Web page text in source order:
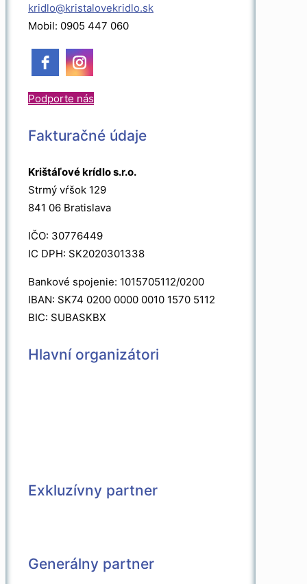
kridlo@kristalovekridlo.sk
Mobil: 0905 447 060
Podporte nás
Fakturačné údaje
Krištáľové krídlo s.r.o.
Strmý vŕšok 129
841 06 Bratislava
IČO: 30776449
IC DPH: SK2020301338
Bankové spojenie: 1015705112/0200
IBAN: SK74 0200 0000 0010 1570 5112
BIC: SUBASKBX
Hlavní organizátori
Exkluzívny partner
Generálny partner